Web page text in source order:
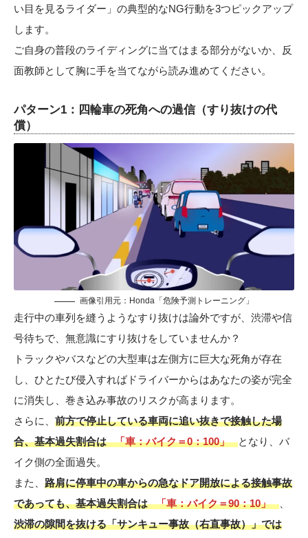
い目を見るライダー」の典型的なNG行動を3つピックアップ
します。
ご自身の普段のライディングに当てはまる部分がないか、反
面教師として胸に手を当てながら読み進めてください。
パターン1：四輪車の死角への過信（すり抜けの代
償）
画像引用元：Honda「危険予測トレーニング」
走行中の車列を縫うようなすり抜けは論外ですが、渋滞や信
号待ちで、無意識にすり抜けをしていませんか？
トラックやバスなどの大型車は左側方に巨大な死角が存在
し、ひとたび侵入すればドライバーからはあなたの姿が完全
に消失し、巻き込み事故のリスクが高まります。
さらに、 前方で停止している車両に追い抜きで接触した場
合、基本過失割合は
「車：バイク＝0：100」
となり、バ
イク側の全面過失。
また、 路肩に停車中の車からの急なドア開放による接触事故
であっても、基本過失割合は
「車：バイク＝90：10」
渋滞の隙間を抜ける「サンキュー事故（右直事故）」では